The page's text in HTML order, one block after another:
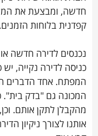
חדשה, ומבצעת את
קפדנית בלוחות הזמנים.
נכנסים לדירה חדשה
כניסה לדירה נקייה,
המפתח. אחד הדברים
המכונה גם "בדק בית".
מהקבלן לתקן אותם.
אותנו לצורך ניקיון